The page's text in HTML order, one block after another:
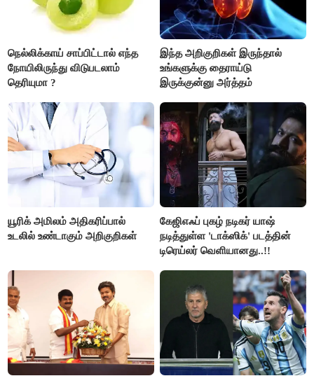
நெல்லிக்காய் சாப்பிட்டால் எந்த
நோயிலிருந்து விடுபடலாம்
தெரியுமா ?
இந்த அறிகுறிகள் இருந்தால்
உங்களுக்கு தைராய்டு
இருக்குன்னு அர்த்தம்
யூரிக் அமிலம் அதிகரிப்பால்
உடலில் உண்டாகும் அறிகுறிகள்
கேஜிஎஃப் புகழ் நடிகர் யாஷ்
நடித்துள்ள 'டாக்‌ஸிக்' படத்தின்
டிரெய்லர் வெளியானது..!!